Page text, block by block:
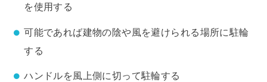
を使用する
可能であれば建物の陰や風を避けられる場所に駐輪
する
ハンドルを風上側に切って駐輪する